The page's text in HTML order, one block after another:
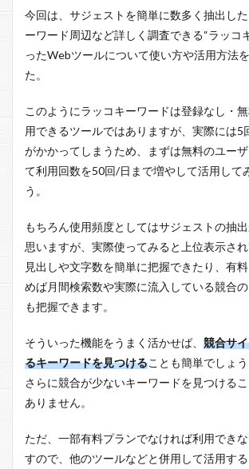
今回は、サジェストを簡単に数多く抽出し
ーワード周辺など詳しく調査できる“ラッコ
ったWebツールについて使い方や活用方法
た。
このようにラッコキーワードは登録なし・
用できるツールではありますが、実際には5
がかかってしまうため、まずは無料のユー
て利用回数を50回/日まで増やして活用して
う。
もちろん使用頻度としてはサジェストの抽
思いますが、実際使ってみると上位表示さ
見出しや文字数を簡単に把握できたり、有
めば月間検索数や実際に流入している競合
も把握できます。
そういった機能をうまく活かせば、 競合サ
るキーワードを見つけることも簡単でしょ
さらに競合が少ないキーワードを見つける
ありません。
ただ、一部有料プランでなければ利用でき
すので、他のツールなどと併用して活用す